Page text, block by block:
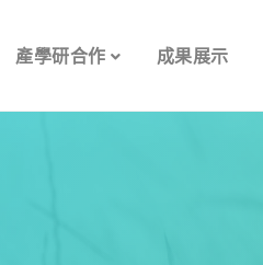
產學研合作 成果展示